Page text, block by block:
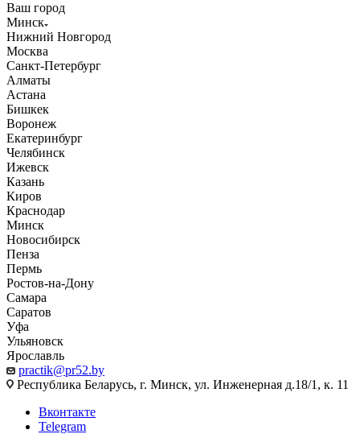
Ваш город
Минск
Нижний Новгород
Москва
Санкт-Петербург
Алматы
Астана
Бишкек
Воронеж
Екатеринбург
Челябинск
Ижевск
Казань
Киров
Краснодар
Минск
Новосибирск
Пенза
Пермь
Ростов-на-Дону
Самара
Саратов
Уфа
Ульяновск
Ярославль
practik@pr52.by
Республика Беларусь, г. Минск, ул. Инженерная д.18/1, к. 11
Вконтакте
Telegram